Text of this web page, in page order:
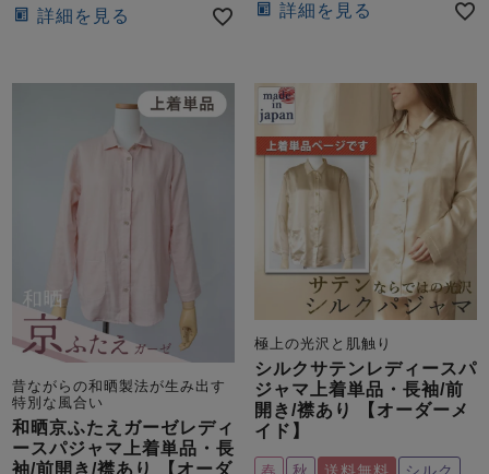
詳細を見る
詳細を見る
昔ながらの和晒製法が生み出す
特別な風合い
和晒京ふたえガーゼレディ
ースパジャマ上着単品・長
袖/前開き/襟あり 【オーダ
極上の光沢と肌触り
シルクサテンレディースパ
ジャマ上着単品・長袖/前
開き/襟あり 【オーダーメ
イド】